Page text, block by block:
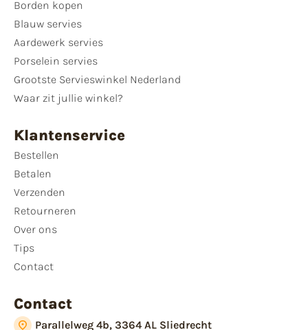
Borden kopen
Blauw servies
Aardewerk servies
Porselein servies
Grootste Servieswinkel Nederland
Waar zit jullie winkel?
Klantenservice
Bestellen
Betalen
Verzenden
Retourneren
Over ons
Tips
Contact
Contact
Parallelweg 4b, 3364 AL Sliedrecht